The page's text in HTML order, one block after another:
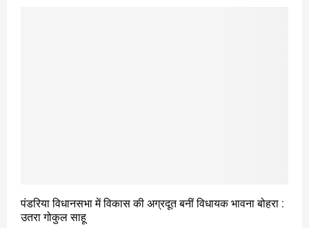
पंडरिया विधानसभा में विकास की अग्रदूत बनीं विधायक भावना बोहरा :
उतरा गोकुल साहू